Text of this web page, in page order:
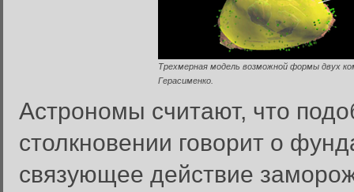
Трехмерная модель возможной формы двух
Герасименко.
Астрономы считают, что
столкновении говорит о
связующее действие